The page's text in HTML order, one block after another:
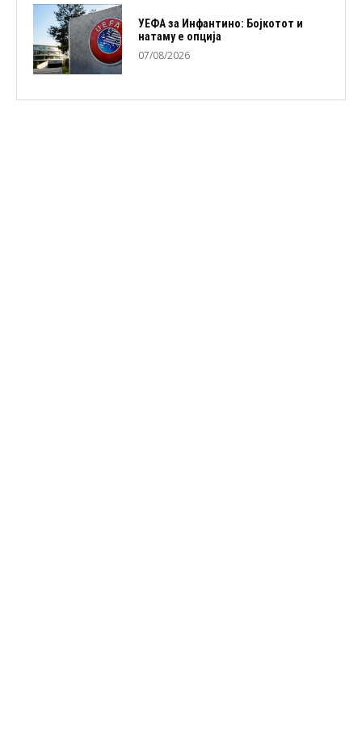
УЕФА за Инфантино: Бојкотот и
натаму е опција
07/08/2026